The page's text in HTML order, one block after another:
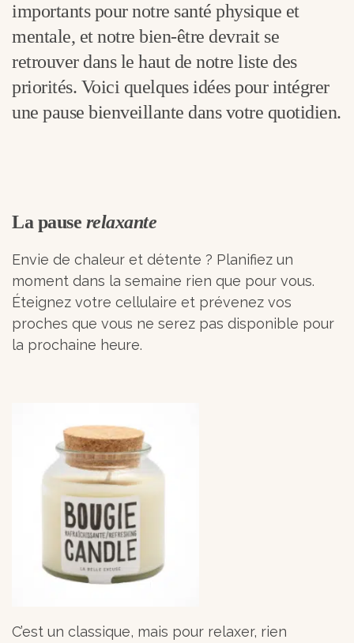
importants pour notre santé physique et
mentale, et notre bien-être devrait se
retrouver dans le haut de notre liste des
priorités. Voici quelques idées pour intégrer
une pause bienveillante dans votre quotidien.
La pause relaxante
Envie de chaleur et détente ? Planifiez un
moment dans la semaine rien que pour vous.
Éteignez votre cellulaire et prévenez vos
proches que vous ne serez pas disponible pour
la prochaine heure.
C’est un classique, mais pour relaxer, rien